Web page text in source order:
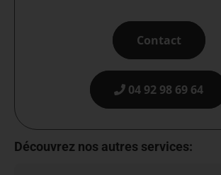
Contact
04 92 98 69 64
Découvrez nos autres services: